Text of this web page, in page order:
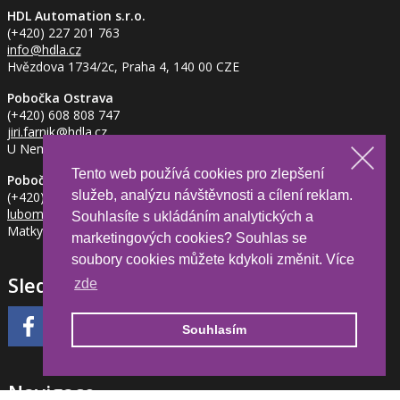
Tento web používá cookies pro zlepšení
služeb, analýzu návštěvnosti a cílení reklam.
Souhlasíte s ukládáním analytických a
marketingových cookies? Souhlas se
soubory cookies můžete kdykoli změnit. Více
zde
Souhlasím
HDL Automation s.r.o.
(+420) 227 201 763
info@hdla.cz
Hvězdova 1734/2c, Praha 4, 140 00 CZE
Pobočka Ostrava
(+420) 608 808 747
jiri.farnik@hdla.cz
U Nemocnice 837/2, Ostrava - Petřkovice, 719 00 CZE
Pobočka Jihlava
(+420) 734 281 382
lubomir.milfait@hdla.cz
Matky Boží 1205/2, Jihlava, 586 01 CZE
Sledujte nás
Navigace